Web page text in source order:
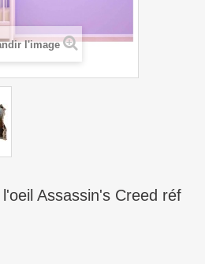
l'image
Assassin's Creed réf